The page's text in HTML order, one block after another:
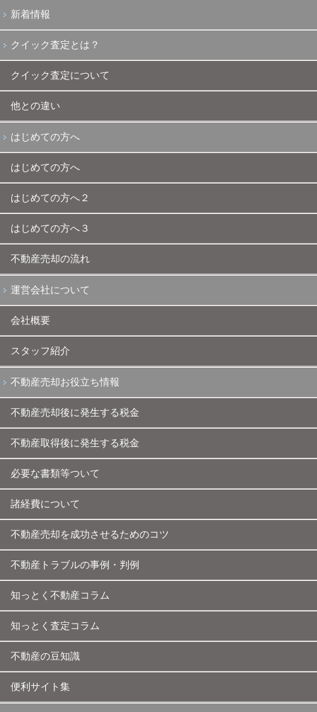
新着情報
クイック査定とは？
クイック査定について
他との違い
はじめての方へ
はじめての方へ
はじめての方へ２
はじめての方へ３
不動産売却の流れ
運営会社について
会社概要
スタッフ紹介
不動産売却お役立ち情報
不動産売却後に発生する税金
不動産取得後に発生する税金
必要な書類等ついて
諸経費について
不動産売却を成功させるためのコツ
不動産トラブルの事例・判例
知っとく不動産コラム
知っとく査定コラム
不動産の豆知識
便利サイト集